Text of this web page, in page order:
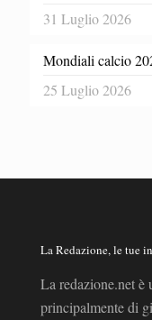
31 Luglio 2026
Mondiali calcio
25 Luglio 2026
La Redazione, le tue
La redazione.net è
principalmente di